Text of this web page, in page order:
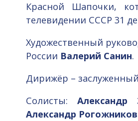
Красной Шапочки,
телевидении СССР 31
Художественный
России Валерий Санин.
Дирижёр –
Солисты: Александр
Александр Рогожников